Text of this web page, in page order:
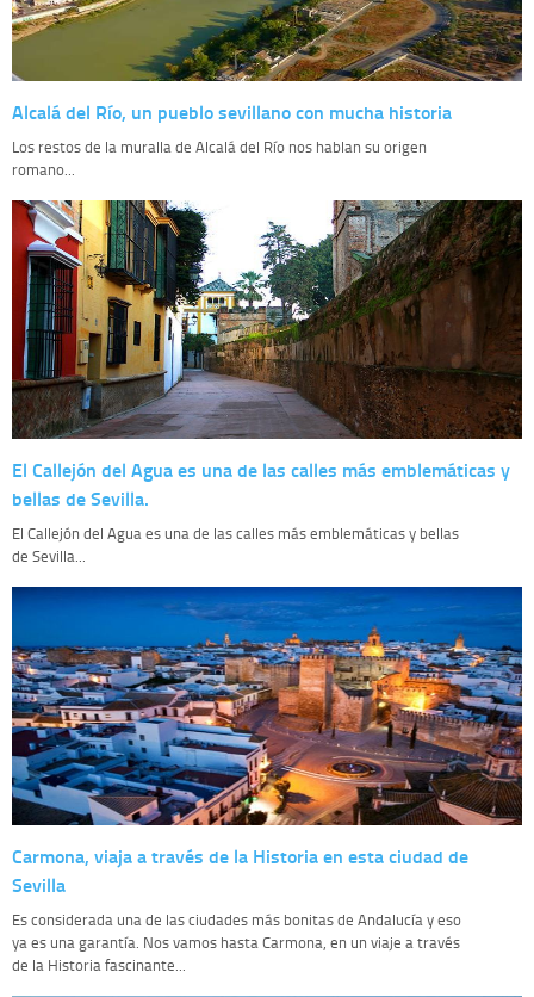
Alcalá del Río, un pueblo sevillano con mucha historia
Los restos de la muralla de Alcalá del Río nos hablan su origen
romano...
El Callejón del Agua es una de las calles más emblemáticas y
bellas de Sevilla.
El Callejón del Agua es una de las calles más emblemáticas y bellas
de Sevilla...
Carmona, viaja a través de la Historia en esta ciudad de
Sevilla
Es considerada una de las ciudades más bonitas de Andalucía y eso
ya es una garantía. Nos vamos hasta Carmona, en un viaje a través
de la Historia fascinante...